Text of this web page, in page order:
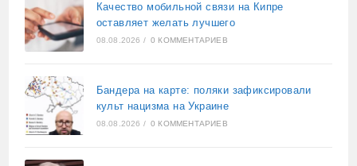
Качество мобильной связи на Кипре
оставляет желать лучшего
08.08.2026 / 0 КОММЕНТАРИЕВ
Бандера на карте: поляки зафиксировали
культ нацизма на Украине
08.08.2026 / 0 КОММЕНТАРИЕВ